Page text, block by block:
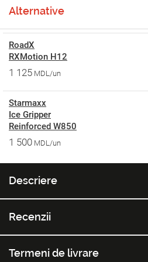
Alternative
RoadX
RXMotion H12
1 125 MDL/un
Starmaxx
Ice Gripper
Reinforced W850
1 500 MDL/un
Descriere
Recenzii
Termeni de livrare